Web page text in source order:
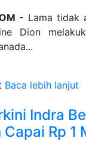
- Lama tidak
Dion
Baca lebih lanjut
Indra
Rp 1